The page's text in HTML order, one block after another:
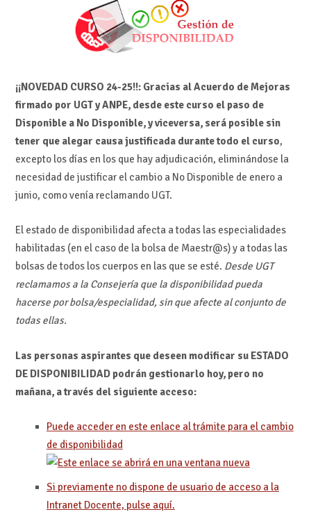
¡¡NOVEDAD CURSO 24-25!!: Gracias al Acuerdo de Mejoras
firmado por UGT y ANPE, desde este curso el paso de
Disponible a No Disponible, y viceversa, será posible sin
tener que alegar causa justificada durante todo el curso,
excepto los días en los que hay adjudicación, eliminándose la
necesidad de justificar el cambio a No Disponible de enero a
junio, como venía reclamando UGT.
El estado de disponibilidad afecta a todas las especialidades
habilitadas (en el caso de la bolsa de Maestr@s) y a todas las
bolsas de todos los cuerpos en las que se esté. Desde UGT
reclamamos a la Consejería que la disponibilidad pueda
hacerse por bolsa/especialidad, sin que afecte al conjunto de
todas ellas.
Las personas aspirantes que deseen modificar su ESTADO
DE DISPONIBILIDAD podrán gestionarlo hoy, pero no
mañana, a través del siguiente acceso:
Puede acceder en este enlace al trámite para el cambio
de disponibilidad
Si previamente no dispone de usuario de acceso a la
Intranet Docente, pulse aquí.